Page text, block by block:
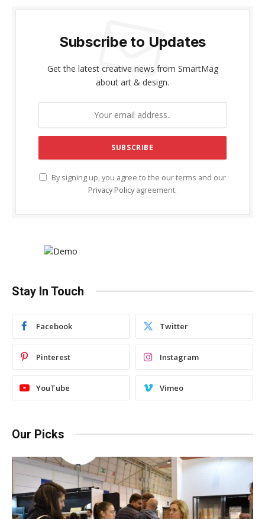
Subscribe to Updates
Get the latest creative news from SmartMag
about art & design.
By signing up, you agree to the our terms and our
Privacy Policy agreement.
Stay In Touch
Facebook Twitter
Pinterest Instagram
YouTube Vimeo
Our Picks